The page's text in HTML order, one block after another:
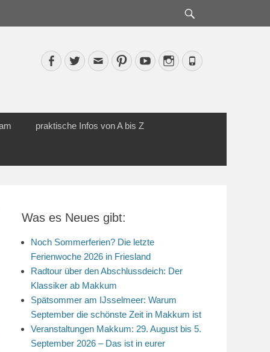
Facebook
TwitterEmailPinterestYouTubeInstagram
Phone
praktische Infos von A bis Z
Was es Neues gibt:
Noch Sommerferien? Die letzte
Ferienwoche 2026 in Friesland
Radtour über den Abschlussdeich: Der
Klassiker ab Makkum
Spätsommer am IJsselmeer: Warum
September die schönste Zeit in Makkum ist
Veranstaltungen Makkum: 29. August bis 5.
September 2026 – Das ist in eurer